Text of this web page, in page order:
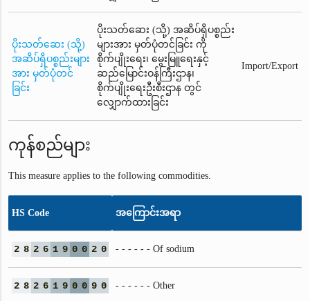
ပိုးသတ်ဆေး (သို့)
အဆိပ်ရှိပစ္စည်းများ
အား မှတ်ပုံတင်
ခြင်း
ပိုးသတ်ဆေး (သို့) အဆိပ်ရှိပစ္စည်း
များအား မှတ်ပုံတင်ခြင်း ကို
စိုက်ပျိုးရေး၊ မွေးမြူရေးနှင့်
ဆည်မြောင်းဝန်ကြီးဌာန၊
စိုက်ပျိုးရေးဦးစီးဌာန တွင်
လျှောက်ထားခြင်း
Import/Export
ကုန်စည်များ
This measure applies to the following commodities.
HS Code အကြောင်းအရာ
2 8 2 6 1 9 0 0 2 0 - - - - - - Of sodium
2 8 2 6 1 9 0 0 9 0 - - - - - - Other